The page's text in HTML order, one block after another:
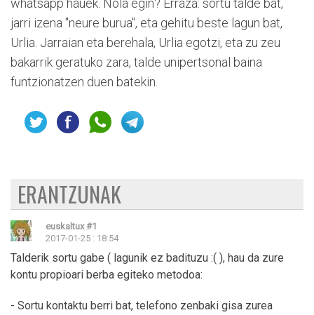
whatsapp hauek. Nola egin? Erraza: sortu talde bat,
jarri izena "neure burua", eta gehitu beste lagun bat,
Urlia. Jarraian eta berehala, Urlia egotzi, eta zu zeu
bakarrik geratuko zara, talde unipertsonal baina
funtzionatzen duen batekin.
ERANTZUNAK
euskaltux #1
2017-01-25 : 18:54
Talderik sortu gabe ( lagunik ez badituzu :( ), hau da zure
kontu propioari berba egiteko metodoa:
- Sortu kontaktu berri bat, telefono zenbaki gisa zurea